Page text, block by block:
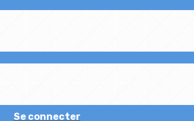
Se connecter